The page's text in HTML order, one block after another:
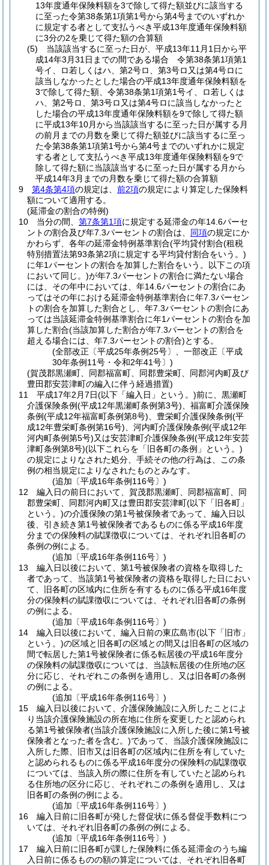
13年度通年保険料額を3で除して得た額並びに該当する
に至った令第38条第1項第1号から第4号までのいずれか
に規定する者として支払うべき平成13年度通年保険料額
に3分の2を乗じて得た額の合算額
(5)
当該該当するに至った日が、平成13年11月1日から平
成14年3月31日までの間である場合 令第38条第1項第1
号イ、ロ若しくはハ、第2号ロ、第3号ロ又は第4号ロに
該当しなかったとした場合の平成13年度通年保険料額を
3で除して得た額、令第38条第1項第1号イ、ロ若しくは
ハ、第2号ロ、第3号ロ又は第4号ロに該当しなかったと
した場合の平成13年度通年保険料額を9で除して得た額
に平成13年10月から当該該当するに至った日が属する月
の前月までの月数を乗じて得た額並びに該当するに至っ
た令第38条第1項第1号から第4号までのいずれかに規定
する者として支払うべき平成13年度通年保険料額を9で
除して得た額に当該該当するに至った日が属する月から
平成14年3月までの月数を乗じて得た額の合算額
9
第4条第4項の規定は、 前2項の規定により算定した保険料
額について適用する。
(延滞金の割合の特例)
10
当分の間、 第7条第1項に規定する延滞金の年14.6パーセ
ントの割合及び年7.3パーセントの割合は、 同項の規定にか
かわらず、各年の延滞金特例基準割合(平均貸付割合(租税
特別措置法第93条第2項に規定する平均貸付割合をいう。)
に年1パーセントの割合を加算した割合をいう。以下この項
において同じ。)が年7.3パーセントの割合に満たない場合
には、その年中においては、年14.6パーセントの割合にあ
ってはその年における延滞金特例基準割合に年7.3パーセン
トの割合を加算した割合とし、年7.3パーセントの割合にあ
っては当該延滞金特例基準割合に年1パーセントの割合を加
算した割合(当該加算した割合が年7.3パーセントの割合を
超える場合には、年7.3パーセントの割合)とする。
(全部改正〔平成25年条例25号〕、一部改正〔平成
30年条例11号・令和2年41号〕)
(賀茂郡黒瀬町、同郡福富町、同郡豊栄町、同郡河内町及び
豊田郡安芸津町の編入に伴う経過措置)
11
平成17年2月7日(以下「編入日」という。)前に、黒瀬町
介護保険条例(平成12年黒瀬町条例第3号) 、福富町介護保険
条例(平成12年福富町条例第8号) 、豊栄町介護保険条例(平
成12年豊栄町条例第16号) 、河内町介護保険条例(平成12年
河内町条例第5号)又は安芸津町介護保険条例(平成12年安芸
津町条例第8号)(以下これらを「旧各町の条例」という。)
の規定によりなされた処分、手続その他の行為は、この条
例の相当規定によりなされたものとみなす。
(追加〔平成16年条例116号〕)
12
編入日の前日において、賀茂郡黒瀬町、同郡福富町、同
郡豊栄町、同郡河内町又は豊田郡安芸津町(以下「旧各町」
という。)の介護保険の第1号被保険者であって、編入日以
後、引き続き第1号被保険者であるものに係る平成16年度
分までの保険料の賦課徴収については、それぞれ旧各町の
条例の例による。
(追加〔平成16年条例116号〕)
13
編入日以後において、第1号被保険者の資格を取得した
者であって、当該第1号被保険者の資格を取得した日におい
て、旧各町の区域内に住所を有するものに係る平成16年度
分の保険料の賦課徴収については、それぞれ旧各町の条例
の例による。
(追加〔平成16年条例116号〕)
14
編入日以後において、編入日前の東広島市(以下「旧市」
という。)の区域と旧各町の区域との間又は旧各町の区域の
間で転居した第1号被保険者に係る転居後の平成16年度分
の保険料の賦課徴収については、当該転居後の住所地の区
分に応じ、それぞれこの条例を適用し、又は旧各町の条例
の例による。
(追加〔平成16年条例116号〕)
15
編入日以後において、介護保険施設に入所したことによ
り当該介護保険施設の所在地に住所を変更したと認められ
る第1号被保険者(当該介護保険施設に入所した後に第1号被
保険者となった者を含む。)であって、当該介護保険施設に
入所した際、旧市又は旧各町の区域内に住所を有していた
と認められるものに係る平成16年度分の保険料の賦課徴収
については、当該入所の際に住所を有していたと認められ
る住所地の区分に応じ、それぞれこの条例を適用し、又は
旧各町の条例の例による。
(追加〔平成16年条例116号〕)
16
編入日前に旧各町が発した督促状に係る督促手数料につ
いては、それぞれ旧各町の条例の例による。
(追加〔平成16年条例116号〕)
17
編入日前に旧各町が課した保険料に係る延滞金のうち編
入日前に係るものの額の算定については、それぞれ旧各町